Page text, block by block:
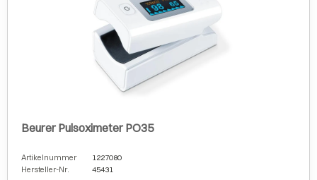
Beurer Pulsoximeter PO35
Artikelnummer
1227080
Hersteller-Nr.
45431